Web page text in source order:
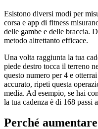
Esistono diversi modi per
corsa e app di fitness
delle gambe e delle braccia.
metodo altrettanto efficace.
Una volta raggiunta la tua
piede destro tocca il terreno
questo numero per 4 e
accurato, ripeti questa
media. Ad esempio, se hai
la tua cadenza è di 168 passi
Perché